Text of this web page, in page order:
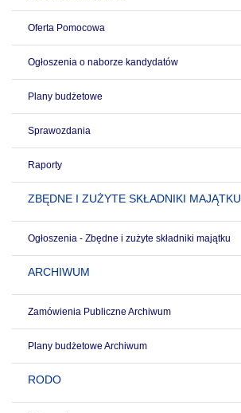
Oferta Pomocowa
Ogłoszenia o naborze kandydatów
Plany budżetowe
Sprawozdania
Raporty
ZBĘDNE I ZUŻYTE SKŁADNIKI MAJĄTKU
Ogłoszenia - Zbędne i zużyte składniki majątku
ARCHIWUM
Zamówienia Publiczne Archiwum
Plany budżetowe Archiwum
RODO